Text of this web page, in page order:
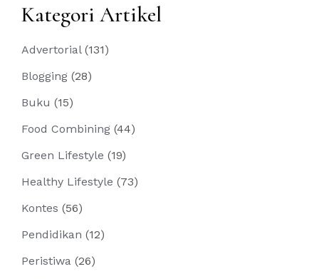
Kategori Artikel
Advertorial(131)
Blogging (28)
Buku (15)
Food Combining (44)
Green Lifestyle (19)
Healthy Lifestyle (73)
Kontes (56)
Pendidikan (12)
Peristiwa (26)